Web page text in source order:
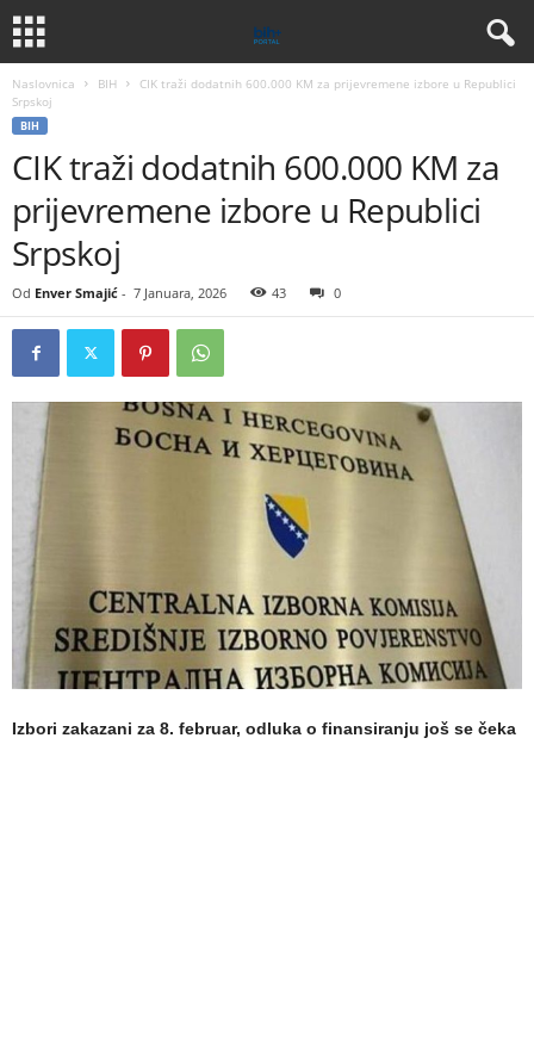
Naslovnica BIH
CIK traži dodatnih 600.000 KM za prijevremene izbore u Republici
Srpskoj
BIH
CIK traži dodatnih 600.000 KM za
prijevremene izbore u Republici
Srpskoj
Od Enver Smajić - 7 Januara, 2026 43 0
Izbori zakazani za 8. februar, odluka o finansiranju još se čeka